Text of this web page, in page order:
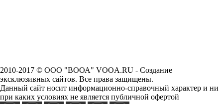
2010-2017 © ООО "ВООА" VOOA.RU - Создание
эксклюзивных сайтов. Все права защищены.
Данный сайт носит информационно-справочный характер и ни
при каких условиях не является публичной офертой